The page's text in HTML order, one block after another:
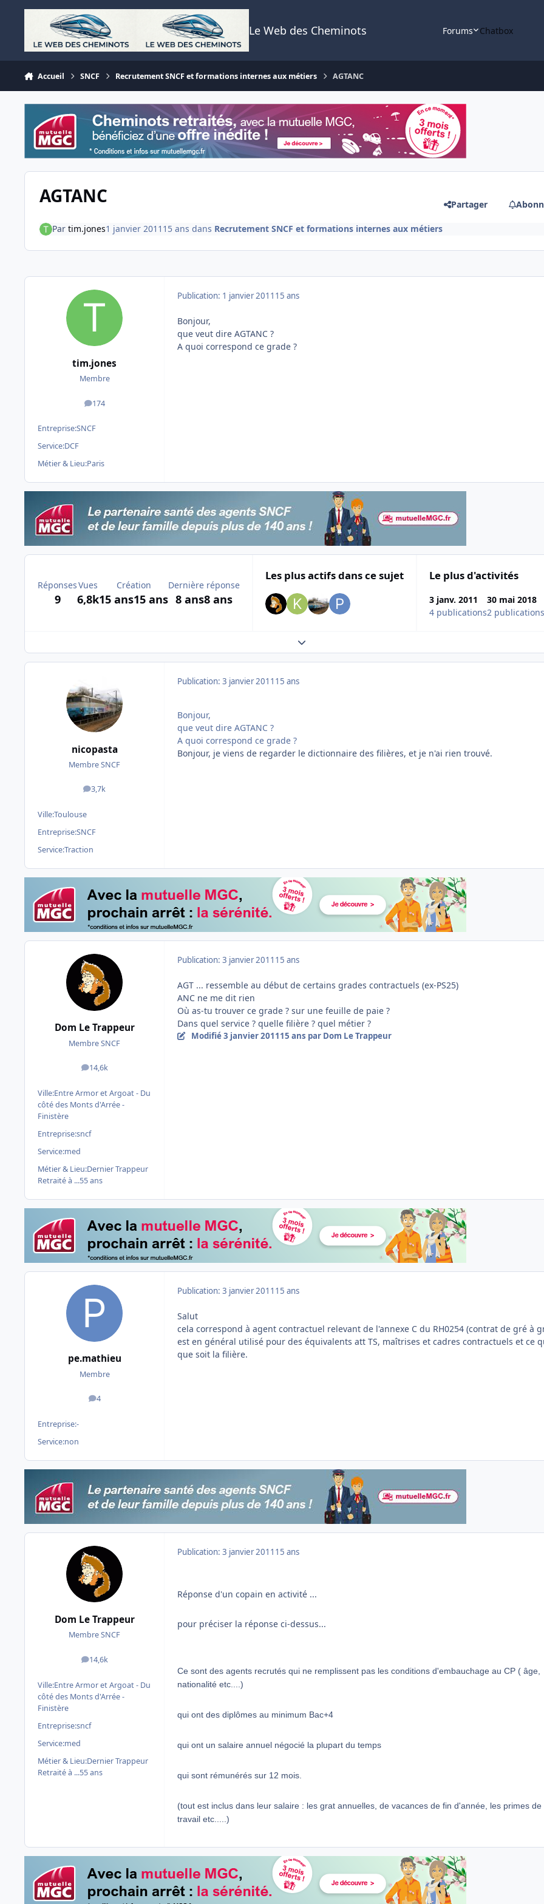
Aller au contenu
Le Web des Cheminots Forums Chatbox
Accueil SNCF Recrutement SNCF et formations internes aux métiers AGTANC
AGTANC Partager
Par tim.jones1 janvier 2011 15 ans dans Recrutement SNCF et formations internes aux métiers
tim.jones
Membre
174
messages
Entreprise:SNCF
Service:DCF
Métier & Lieu:Paris
Publication: 1 janvier 2011 15 ans
Bonjour,
que veut dire AGTANC ?
A quoi correspond ce grade ?
Réponses
9
Vues
6,8k
Création
15 ans15 ans
Dernière réponse
8 ans8 ans
Les plus actifs dans ce sujet Le plus d'activités
3 janv. 2011
4 publications
30 mai 2018
2 publications
Expand topic overview
nicopasta
Membre SNCF
3,7k
messages
Ville:Toulouse
Entreprise:SNCF
Service:Traction
Publication: 3 janvier 2011 15 ans
Bonjour,
que veut dire AGTANC ?
A quoi correspond ce grade ?
Bonjour, je viens de regarder le dictionnaire des filières, et je n'ai rien trouvé.
Dom Le Trappeur
Membre SNCF
14,6k
messages
Ville:Entre Armor et Argoat - Du
côté des Monts d'Arrée -
Finistère
Entreprise:sncf
Service:med
Métier & Lieu:Dernier Trappeur
Retraité à ...55 ans
Publication: 3 janvier 2011 15 ans
AGT ... ressemble au début de certains grades contractuels (ex-PS25)
ANC ne me dit rien
Où as-tu trouver ce grade ? sur une feuille de paie ?
Dans quel service ? quelle filière ? quel métier ?
Modifié3 janvier 201115 ans par Dom Le Trappeur
pe.mathieu
Membre
4
messages
Entreprise:-
Service:non
Publication: 3 janvier 2011 15 ans
Salut
cela correspond à agent contractuel relevant de l'annexe C du RH0254 (contrat de gré à
est en général utilisé pour des équivalents att TS, maîtrises et cadres contractuels et ce
que soit la filière.
Dom Le Trappeur
Membre SNCF
14,6k
messages
Ville:Entre Armor et Argoat - Du
côté des Monts d'Arrée -
Finistère
Entreprise:sncf
Service:med
Métier & Lieu:Dernier Trappeur
Retraité à ...55 ans
Publication: 3 janvier 2011 15 ans
Réponse d'un copain en activité ...
pour préciser la réponse ci-dessus...
Ce sont des agents recrutés qui ne remplissent pas les conditions d'embauchage au CP ( âge,
nationalité etc....)
qui ont des diplômes au minimum Bac+4
qui ont un salaire annuel négocié la plupart du temps
qui sont rémunérés sur 12 mois.
(tout est inclus dans leur salaire : les grat annuelles, de vacances de fin d'année, les primes de
travail etc.....)